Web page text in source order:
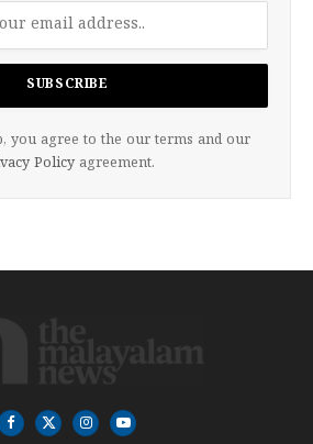
you agree to the our terms and our
Policy agreement.
Facebook
X
InstagramYouTube